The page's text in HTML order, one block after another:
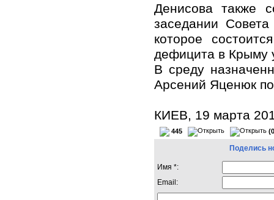
Денисова также
заседании
которое
дефицита в Крыму
В среду
Арсений Яценюк
КИЕВ, 19 марта
445
Поделись
Имя *:
Email: